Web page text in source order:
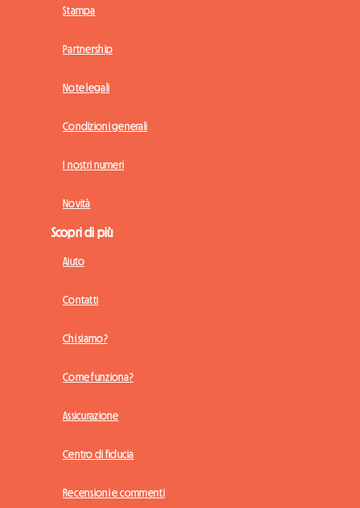
Stampa
Partnership
Note legali
Condizioni generali
I nostri numeri
Novità
Scopri di più
Aiuto
Contatti
Chi siamo?
Come funziona?
Assicurazione
Centro di fiducia
Recensioni e commenti